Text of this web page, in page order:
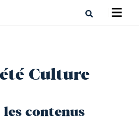
Culture
les contenus